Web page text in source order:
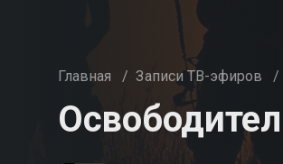
Главная / Записи ТВ-эфиров /